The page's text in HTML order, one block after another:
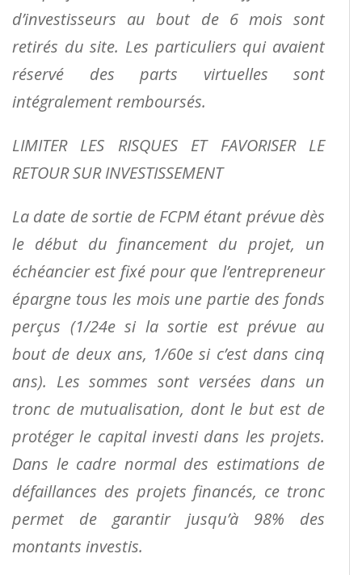
d’investisseurs au bout de 6 mois sont
retirés du site. Les particuliers qui avaient
réservé des parts virtuelles sont
intégralement remboursés.
LIMITER LES RISQUES ET FAVORISER LE
RETOUR SUR INVESTISSEMENT
La date de sortie de FCPM étant prévue dès
le début du financement du projet, un
échéancier est fixé pour que l’entrepreneur
épargne tous les mois une partie des fonds
perçus (1/24e si la sortie est prévue au
bout de deux ans, 1/60e si c’est dans cinq
ans). Les sommes sont versées dans un
tronc demutualisation, dont le but est de
protéger le capital investi dans les projets.
Dans le cadre normal des estimations de
défaillances des projets financés, ce tronc
permet de garantir jusqu’à 98% des
montants investis.